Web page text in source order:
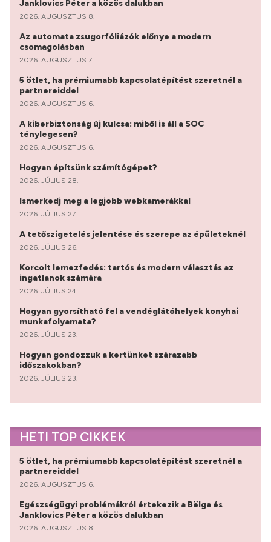
Janklovics Péter a közös dalukban
2026. AUGUSZTUS 8.
Az automata zsugorfóliázók előnye a modern
csomagolásban
2026. AUGUSZTUS 7.
5 ötlet, ha prémiumabb kapcsolatépítést szeretnél a
partnereiddel
2026. AUGUSZTUS 6.
A kiberbiztonság új kulcsa: miből is áll a SOC
ténylegesen?
2026. AUGUSZTUS 6.
Hogyan építsünk számítógépet?
2026. JÚLIUS 28.
Ismerkedj meg a legjobb webkamerákkal
2026. JÚLIUS 27.
A tetőszigetelés jelentése és szerepe az épületeknél
2026. JÚLIUS 26.
Korcolt lemezfedés: tartós és modern választás az
ingatlanok számára
2026. JÚLIUS 24.
Hogyan gyorsítható fel a vendéglátóhelyek konyhai
munkafolyamata?
2026. JÚLIUS 23.
Hogyan gondozzuk a kertünket szárazabb
időszakokban?
2026. JÚLIUS 23.
HETI TOP CIKKEK
5 ötlet, ha prémiumabb kapcsolatépítést szeretnél a
partnereiddel
2026. AUGUSZTUS 6.
Egészségügyi problémákról értekezik a Bëlga és
Janklovics Péter a közös dalukban
2026. AUGUSZTUS 8.